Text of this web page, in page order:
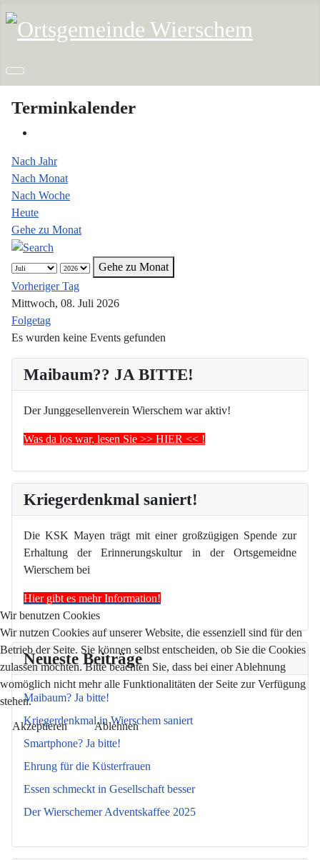
Maibaum?? JA BITTE!
Der Junggesellenverein Wierschem war aktiv!
Was da los war, lesen Sie >> HIER << !
Kriegerdenkmal saniert!
Die KSK Mayen trägt mit einer großzügigen Spende zur
Erhaltung der Erinnerungskultur in der Ortsgemeidne
Wierschem bei
Hier gibt es mehr Information!
Neueste Beiträge
Maibaum? Ja bitte!
Kriegerdenkmal in Wierschem saniert
Smartphone? Ja bitte!
Ehrung für die Küsterfrauen
Essen schmeckt in Gesellschaft besser
Der Wierschemer Adventskaffee 2025
Terminkalender
Nach Jahr
Nach Monat
Nach Woche
Heute
Gehe zu Monat
Gehe zu Monat
Vorheriger Tag
Mittwoch, 08. Juli 2026
Folgetag
Es wurden keine Events gefunden
Wir benutzen Cookies
Wir nutzen Cookies auf unserer Website, die essenziell sind für den
Betrieb der Seite. Sie können selbst entscheiden, ob Sie die Cookies
zulassen möchten. Bitte beachten Sie, dass bei einer Ablehnung
womöglich nicht mehr alle Funktionalitäten der Seite zur Verfügung
stehen.
Akzeptieren Ablehnen